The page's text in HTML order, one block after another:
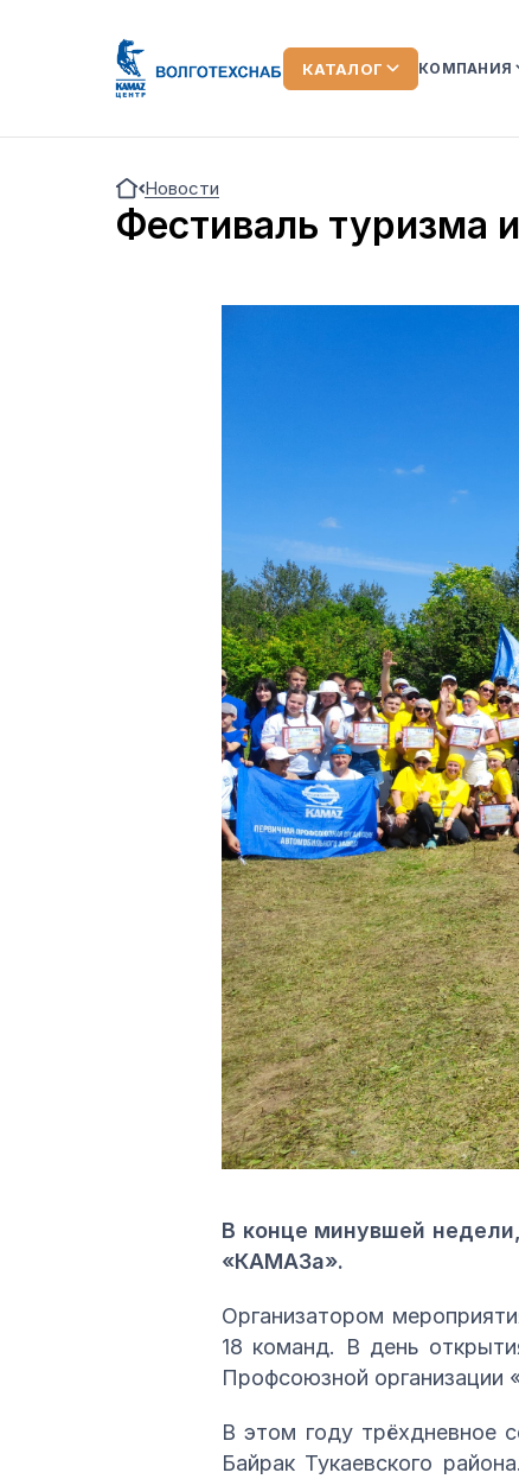
КАТАЛОГ КОМПАНИЯ
ЛИЗИНГ
Новости
Фестиваль туризма
В конце минувшей
«КАМАЗа».
Организатором
18 команд. В день
Профсоюзной организации
В этом году трёхдневное
Байрак Тукаевского